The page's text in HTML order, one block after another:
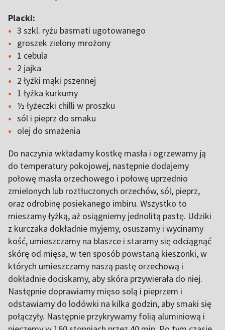
Placki:
3 szkl. ryżu basmati ugotowanego
groszek zielony mrożony
1 cebula
2 jajka
2 łyżki mąki pszennej
1 łyżka kurkumy
½ łyżeczki chilli w proszku
sól i pieprz do smaku
olej do smażenia
Do naczynia wkładamy kostkę masła i ogrzewamy ją
do temperatury pokojowej, następnie dodajemy
połowę masła orzechowego i połowę uprzednio
zmielonych lub roztłuczonych orzechów, sól, pieprz,
oraz odrobinę posiekanego imbiru. Wszystko to
mieszamy łyżką, aż osiągniemy jednolitą pastę. Udziki
z kurczaka dokładnie myjemy, osuszamy i wycinamy
kość, umieszczamy na blaszce i staramy się odciągnąć
skórę od mięsa, w ten sposób powstaną kieszonki, w
których umieszczamy naszą pastę orzechową i
dokładnie dociskamy, aby skóra przywierała do niej.
Następnie doprawiamy mięso solą i pieprzem i
odstawiamy do lodówki na kilka godzin, aby smaki się
połączyły. Następnie przykrywamy folią aluminiową i